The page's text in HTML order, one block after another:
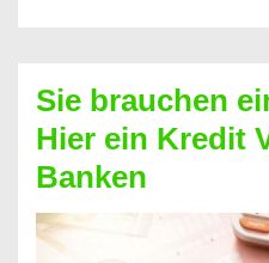
Summe
Geld?
Hier
einen
10000
Sie brauchen
Hier ein Kredit
Banken